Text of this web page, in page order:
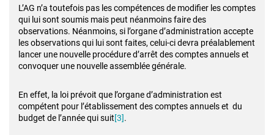
L’AG n’a toutefois pas les compétences de modifier les comptes
qui lui sont soumis mais peut néanmoins faire des
observations. Néanmoins, si l’organe d’administration accepte
les observations qui lui sont faites, celui-ci devra préalablement
lancer une nouvelle procédure d’arrêt des comptes annuels et
convoquer une nouvelle assemblée générale.
En effet, la loi prévoit que l’organe d’administration est
compétent pour l’établissement des comptes annuels et du
budget de l’année qui suit[3].